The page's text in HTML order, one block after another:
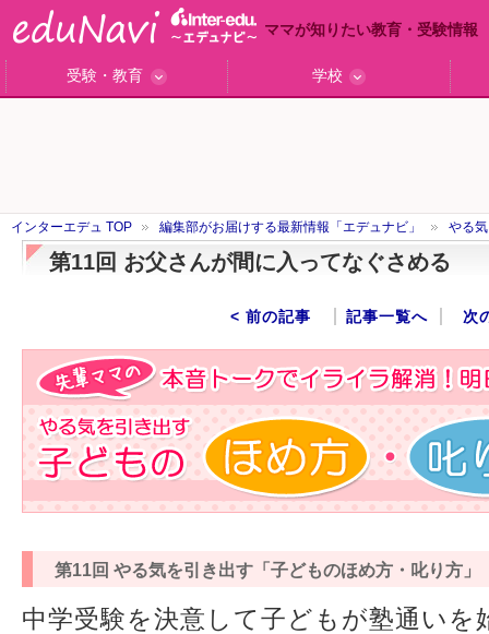
ママが知りたい教育・受験情報
受験・教育
学校
インターエデュ TOP 編集部がお届けする最新情報「エデュナビ」 やる
第11回 お父さんが間に入ってなぐさめる
< 前の記事 記事一覧へ 次
第11回 やる気を引き出す「子どものほめ方・叱り方」
中学受験を決意して子どもが塾通いを